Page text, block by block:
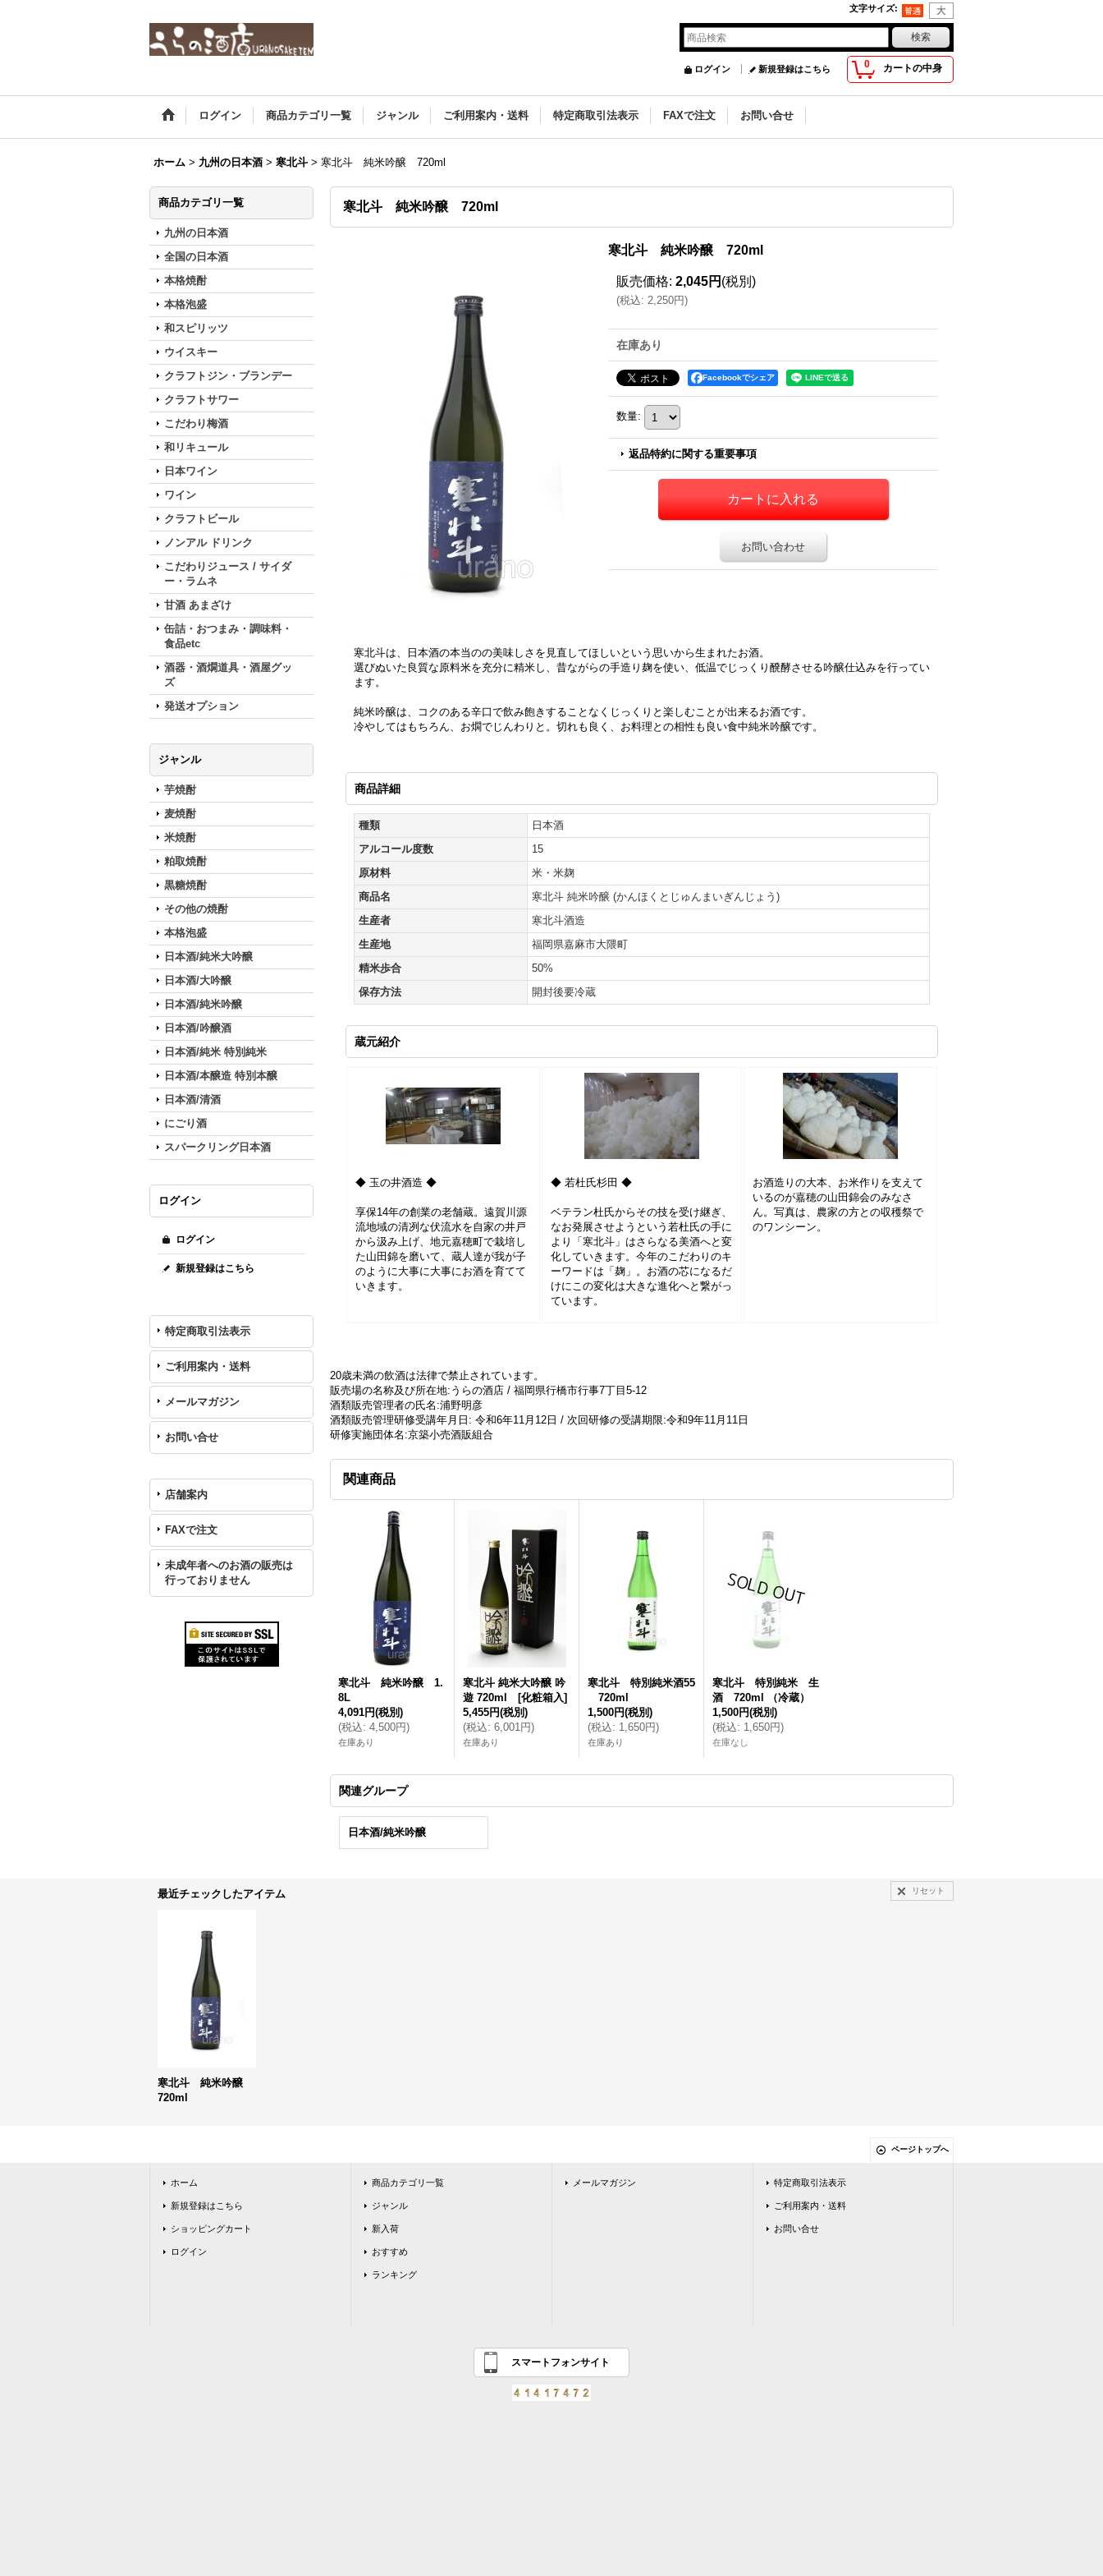
文字サイズ:
0 カートの中身
ログイン 新規登録はこちら
ログイン 商品カテゴリ一覧 ジャンル ご利用案内・送料 特定商取引法表示 FAXで注文 お問い合せ
ホーム > 九州の日本酒 > 寒北斗 > 寒北斗 純米吟醸 720ml
商品カテゴリ一覧
九州の日本酒
全国の日本酒
本格焼酎
本格泡盛
和スピリッツ
ウイスキー
クラフトジン・ブランデー
クラフトサワー
こだわり梅酒
和リキュール
日本ワイン
ワイン
クラフトビール
ノンアル ドリンク
こだわりジュース / サイダ
ー・ラムネ
甘酒 あまざけ
缶詰・おつまみ・調味料・
食品etc
酒器・酒燗道具・酒屋グッ
ズ
発送オプション
ジャンル
芋焼酎
麦焼酎
米焼酎
粕取焼酎
黒糖焼酎
その他の焼酎
本格泡盛
日本酒/純米大吟醸
日本酒/大吟醸
日本酒/純米吟醸
日本酒/吟醸酒
日本酒/純米 特別純米
日本酒/本醸造 特別本醸
日本酒/清酒
にごり酒
スパークリング日本酒
ログイン
ログイン
新規登録はこちら
特定商取引法表示
ご利用案内・送料
メールマガジン
お問い合せ
店舗案内
FAXで注文
未成年者へのお酒の販売は
行っておりません
寒北斗 純米吟醸 720ml
寒北斗 純米吟醸 720ml
販売価格: 2,045円 (税別)
(税込: 2,250円)
在庫あり
Facebookでシェア
数量:
返品特約に関する重要事項
お問い合わせ
寒北斗は、日本酒の本当のの美味しさを見直してほしいという思いから生まれたお酒。
選びぬいた良質な原料米を充分に精米し、昔ながらの手造り麹を使い、低温でじっくり醗酵させる吟醸仕込みを行ってい
ます。
純米吟醸は、コクのある辛口で飲み飽きすることなくじっくりと楽しむことが出来るお酒です。
冷やしてはもちろん、お燗でじんわりと。切れも良く、お料理との相性も良い食中純米吟醸です。
商品詳細
種類
日本酒
アルコール度数
15
原材料
米・米麹
商品名
寒北斗 純米吟醸 (かんほくとじゅんまいぎんじょう)
生産者
寒北斗酒造
生産地
福岡県嘉麻市大隈町
精米歩合
50%
保存方法
開封後要冷蔵
蔵元紹介
◆ 玉の井酒造 ◆
享保14年の創業の老舗蔵。遠賀川源
流地域の清冽な伏流水を自家の井戸
から汲み上げ、地元嘉穂町で栽培し
た山田錦を磨いて、蔵人達が我が子
のように大事に大事にお酒を育てて
いきます。
◆ 若杜氏杉田 ◆
ベテラン杜氏からその技を受け継ぎ、
なお発展させようという若杜氏の手に
より「寒北斗」はさらなる美酒へと変
化していきます。今年のこだわりのキ
ーワードは「麹」。お酒の芯になるだ
けにこの変化は大きな進化へと繋がっ
ています。
お酒造りの大本、お米作りを支えて
いるのが嘉穂の山田錦会のみなさ
ん。写真は、農家の方との収穫祭で
のワンシーン。
20歳未満の飲酒は法律で禁止されています。
販売場の名称及び所在地:うらの酒店 / 福岡県行橋市行事7丁目5-12
酒類販売管理者の氏名:浦野明彦
酒類販売管理研修受講年月日: 令和6年11月12日 / 次回研修の受講期限:令和9年11月11日
研修実施団体名:京築小売酒販組合
関連商品
寒北斗 純米吟醸 1.
8L
4,091円(税別)
(税込: 4,500円)
在庫あり
寒北斗 純米大吟醸 吟
遊 720ml [化粧箱入]
5,455円(税別)
(税込: 6,001円)
在庫あり
寒北斗 特別純米酒55
720ml
1,500円(税別)
(税込: 1,650円)
在庫あり
寒北斗 特別純米 生
酒 720ml （冷蔵）
1,500円(税別)
(税込: 1,650円)
在庫なし
関連グループ
日本酒/純米吟醸
最近チェックしたアイテム リセット
寒北斗 純米吟醸
720ml
ページトップへ
ホーム
新規登録はこちら
ショッピングカート
ログイン
商品カテゴリ一覧
ジャンル
新入荷
おすすめ
ランキング
メールマガジン 特定商取引法表示
ご利用案内・送料
お問い合せ
スマートフォンサイト